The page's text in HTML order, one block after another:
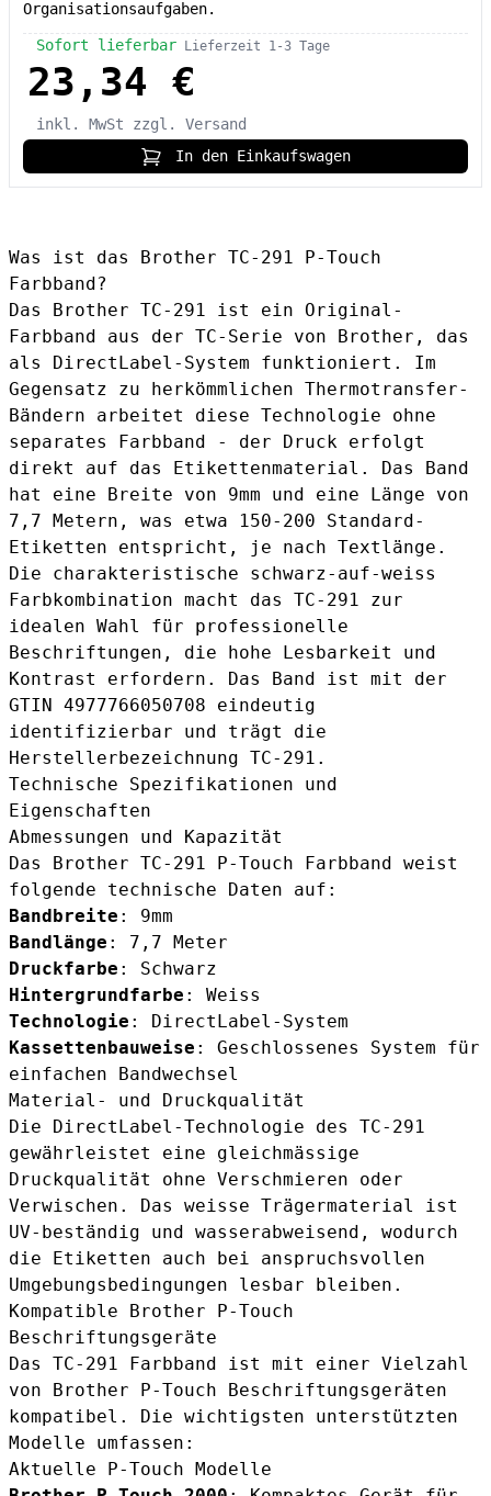
Organisationsaufgaben.
Sofort lieferbar Lieferzeit 1-3 Tage
23,34 €
inkl. MwSt
zzgl. Versand
In den Einkaufswagen
Was ist das Brother TC-291 P-Touch
Farbband?
Das Brother TC-291 ist ein Original-
Farbband aus der TC-Serie von Brother, das
als DirectLabel-System funktioniert. Im
Gegensatz zu herkömmlichen Thermotransfer-
Bändern arbeitet diese Technologie ohne
separates Farbband - der Druck erfolgt
direkt auf das Etikettenmaterial. Das Band
hat eine Breite von 9mm und eine Länge von
7,7 Metern, was etwa 150-200 Standard-
Etiketten entspricht, je nach Textlänge.
Die charakteristische schwarz-auf-weiss
Farbkombination macht das TC-291 zur
idealen Wahl für professionelle
Beschriftungen, die hohe Lesbarkeit und
Kontrast erfordern. Das Band ist mit der
GTIN 4977766050708 eindeutig
identifizierbar und trägt die
Herstellerbezeichnung TC-291.
Technische Spezifikationen und
Eigenschaften
Abmessungen und Kapazität
Das Brother TC-291 P-Touch Farbband weist
folgende technische Daten auf:
Bandbreite : 9mm
Bandlänge : 7,7 Meter
Druckfarbe : Schwarz
Hintergrundfarbe : Weiss
Technologie : DirectLabel-System
Kassettenbauweise : Geschlossenes System für
einfachen Bandwechsel
Material- und Druckqualität
Die DirectLabel-Technologie des TC-291
gewährleistet eine gleichmässige
Druckqualität ohne Verschmieren oder
Verwischen. Das weisse Trägermaterial ist
UV-beständig und wasserabweisend, wodurch
die Etiketten auch bei anspruchsvollen
Umgebungsbedingungen lesbar bleiben.
Kompatible Brother P-Touch
Beschriftungsgeräte
Das TC-291 Farbband ist mit einer Vielzahl
von Brother P-Touch Beschriftungsgeräten
kompatibel. Die wichtigsten unterstützten
Modelle umfassen:
Aktuelle P-Touch Modelle